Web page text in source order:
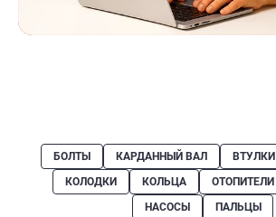
БОЛТЫ КАРДАННЫЙ ВАЛ ВТУЛКИ
КОЛОДКИ
КОЛЬЦА ОТОПИТЕЛИ
НАСОСЫ
ПАЛЬЦЫ